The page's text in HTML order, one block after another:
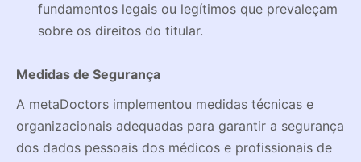
fundamentos legais ou legítimos que prevaleçam
sobre os direitos do titular.
Medidas de Segurança
A metaDoctors implementou medidas técnicas e
organizacionais adequadas para garantir a segurança
dos dados pessoais dos médicos e profissionais de